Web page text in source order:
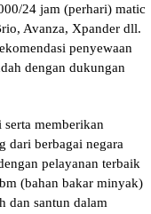
24 jam (perhari) matic
Avanza, Xpander dll.
penyewaan
dengan dukungan
memberikan
dari berbagai negara
pelayanan terbaik
(bahan bakar minyak)
dan santun dalam